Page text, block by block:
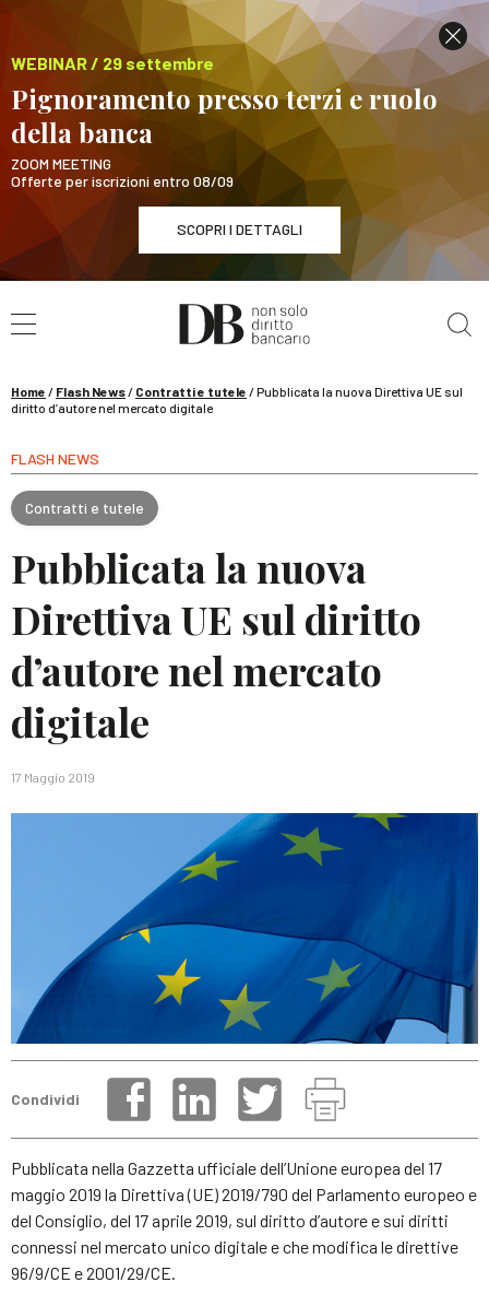
WEBINAR / 29 settembre
Pignoramento presso terzi e ruolo
della banca
ZOOM MEETING
Offerte per iscrizioni entro 08/09
SCOPRI I DETTAGLI
WEBINAR / 29 settembre
Pignoramento presso terzi e ruolo della banca
Home / Flash News/ Contratti e tutele /Pubblicata la nuova Direttiva UE sul
diritto d’autore nel mercato digitale
FLASH NEWS
Contratti e tutele
Pubblicata la nuova
Direttiva UE sul diritto
d’autore nel mercato
digitale
17 Maggio 2019
Condividi
Pubblicata nella Gazzetta ufficiale dell’Unione europea del 17
maggio 2019 la Direttiva (UE) 2019/790 del Parlamento europeo e
del Consiglio, del 17 aprile 2019, sul diritto d’autore e sui diritti
connessi nel mercato unico digitale e che modifica le direttive
96/9/CE e 2001/29/CE.